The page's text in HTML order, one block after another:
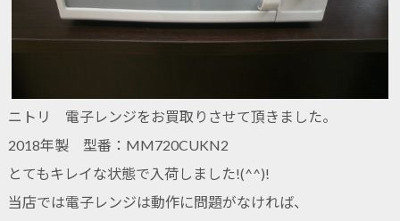
ニトリ 電子レンジをお買取りさせて頂きました。
2018年製 型番：MM720CUKN2
とてもキレイな状態で入荷しました!(^^)!
当店では電子レンジは動作に問題がなければ、